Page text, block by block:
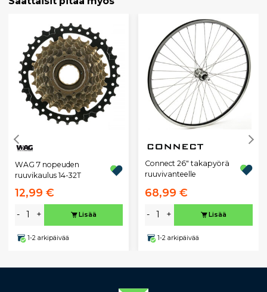
WAG 7 nopeuden
ruuvikaulus 14-32T
12,99 €
- + Lisää
1-2 arkipäivää
Connect 26" takapyörä
ruuvivanteelle
68,99 €
- + Lisää
1-2 arkipäivää